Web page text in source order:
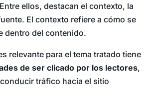
ellos, destacan el contexto, la
El contexto refiere a cómo se
dentro del contenido.
relevante para el tema tratado tiene
de ser clicado por los lectores,
tráfico hacia el sitio